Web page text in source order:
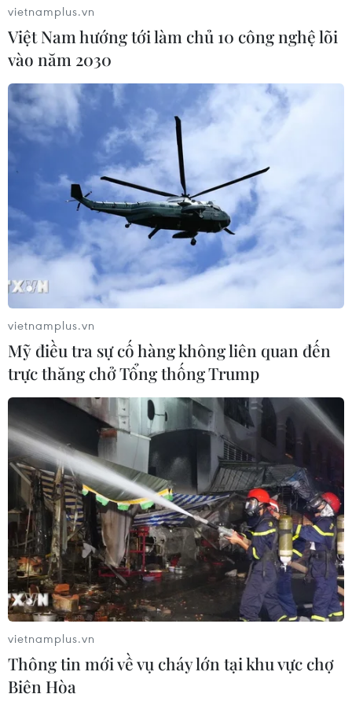
Cộng đồng người Việt tại nhiều nước tổ
chức gặp mặt mừng Xuân
04/02/2018 07:00
Đúng ngày kỷ niệm thành lập Đảng, cộng đồng người
Việt tại New York (Mỹ), Argentina và Nga đã tổ chức
các buổi gặp mặt mừng Xuân Mậu Tuất 2018.
vietnamplus.vn
Việt Nam hướng tới làm chủ 10 công nghệ lõi
vào năm 2030
vietnamplus.vn
Mỹ điều tra sự cố hàng không liên quan đến
trực thăng chở Tổng thống Trump
vietnamplus.vn
Thông tin mới về vụ cháy lớn tại khu vực chợ
Biên Hòa